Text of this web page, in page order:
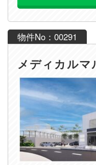
物件No：00291
メディカルマ